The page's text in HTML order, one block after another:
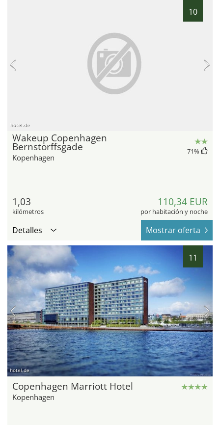
10
hotel.de
Wakeup Copenhagen
Bernstorffsgade
Kopenhagen
71%
1,03
kilómetros
110,34 EUR
por habitación y noche
Detalles Mostrar oferta
11
hotel.de
Copenhagen Marriott Hotel
Kopenhagen